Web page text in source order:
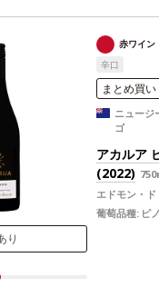
は非常に長く複雑で、果実
感を持ち、滑らかで上質なタ
韻が続く。
合う料理ロースト
理
ピノ・ノワール
り
赤ワイン
辛口
まとめ買い
ニュージ
ゴ
アカルア
(2022)
エドモン・
葡萄品種: ピ